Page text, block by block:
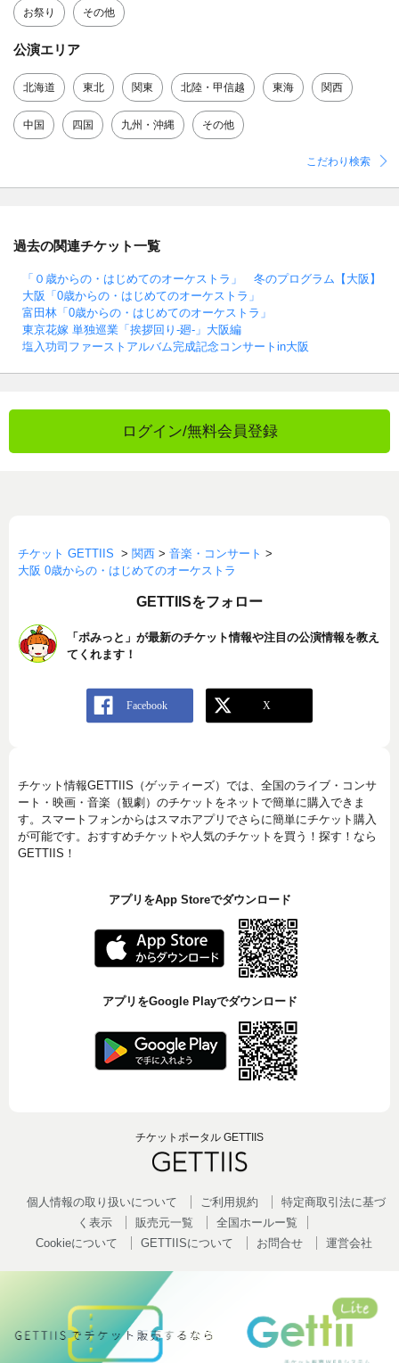
お祭り その他
公演エリア
北海道 東北 関東 北陸・甲信越 東海 関西
中国 四国 九州・沖縄 その他
こだわり検索
過去の関連チケット一覧
「０歳からの・はじめてのオーケストラ」 冬のプログラム【大阪】
大阪「0歳からの・はじめてのオーケストラ」
富田林「0歳からの・はじめてのオーケストラ」
東京花嫁 単独巡業「挨拶回り-廻-」大阪編
塩入功司ファーストアルバム完成記念コンサートin大阪
ログイン/無料会員登録
チケット GETTIIS > 関西 > 音楽・コンサート >
大阪 0歳からの・はじめてのオーケストラ
GETTIISをフォロー
「ポみっと」が最新のチケット情報や注目の公演情報を教え
てくれます！
チケット情報GETTIIS（ゲッティーズ）では、全国のライブ・コンサ
ート・映画・音楽（観劇）のチケットをネットで簡単に購入できま
す。スマートフォンからはスマホアプリでさらに簡単にチケット購入
が可能です。おすすめチケットや人気のチケットを買う！探す！なら
GETTIIS！
アプリをApp Storeでダウンロード
アプリをGoogle Playでダウンロード
チケットポータル GETTIIS
個人情報の取り扱いについて ご利用規約
特定商取引法に基づ
く表示
販売元一覧
全国ホールー覧
Cookieについて
GETTIISについて お問合せ 運営会社